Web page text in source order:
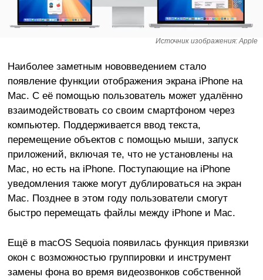
Источник изображения: Apple
Наиболее заметным нововведением стало
появление функции отображения экрана iPhone на
Mac. С её помощью пользователь может удалённо
взаимодействовать со своим смартфоном через
компьютер. Поддерживается ввод текста,
перемещение объектов с помощью мыши, запуск
приложений, включая те, что не установлены на
Mac, но есть на iPhone. Поступающие на iPhone
уведомления также могут дублироваться на экран
Mac. Позднее в этом году пользователи смогут
быстро перемещать файлы между iPhone и Mac.
Ещё в macOS Sequoia появилась функция привязки
окон с возможностью группировки и инструмент
замены фона во время видеозвонков собственной